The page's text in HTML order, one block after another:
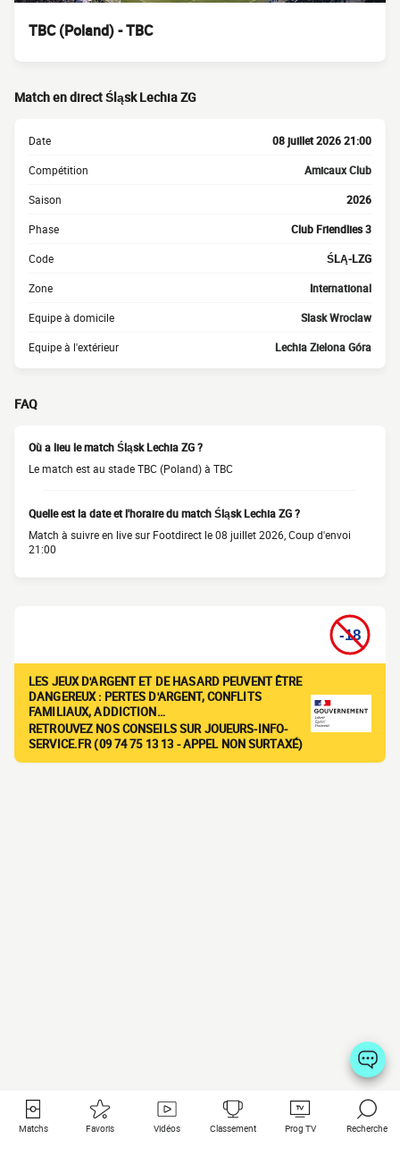
TBC (Poland) - TBC
Match en direct Śląsk Lechia ZG
Date 08 juillet 2026 21:00
Compétition Amicaux Club
Saison 2026
Phase Club Friendlies 3
Code ŚLĄ-LZG
Zone International
Equipe à domicile Slask Wroclaw
Equipe à l'extérieur Lechia Zielona Góra
FAQ
Où a lieu le match Śląsk Lechia ZG ?
Le match est au stade TBC (Poland) à TBC
Quelle est la date et l'horaire du match Śląsk Lechia ZG ?
Match à suivre en live sur Footdirect le 08 juillet 2026, Coup d'envoi
21:00
LES JEUX D'ARGENT ET DE HASARD PEUVENT ÊTRE
DANGEREUX : PERTES D'ARGENT, CONFLITS
FAMILIAUX, ADDICTION…
RETROUVEZ NOS CONSEILS SUR JOUEURS-INFO-
SERVICE.FR (09 74 75 13 13 - APPEL NON SURTAXÉ)
Matchs Favoris Vidéos Classement Prog TV Recherche